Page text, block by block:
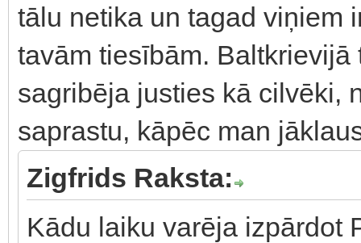
tālu netika un tagad viņiem
tavām tiesībām.
sagribēja justies kā cilvēki,
saprastu, kāpēc man
Zigfrids Raksta:
Kādu laiku varēja izpārdot